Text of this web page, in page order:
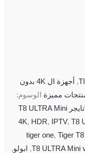
,
أجهزة ال 4K بدون
مميزة
الوسوم:
"تايجر T8 ULTRA Mini
4K, HDR, IPTV, T8
tiger one, Tiger
, ابولو,